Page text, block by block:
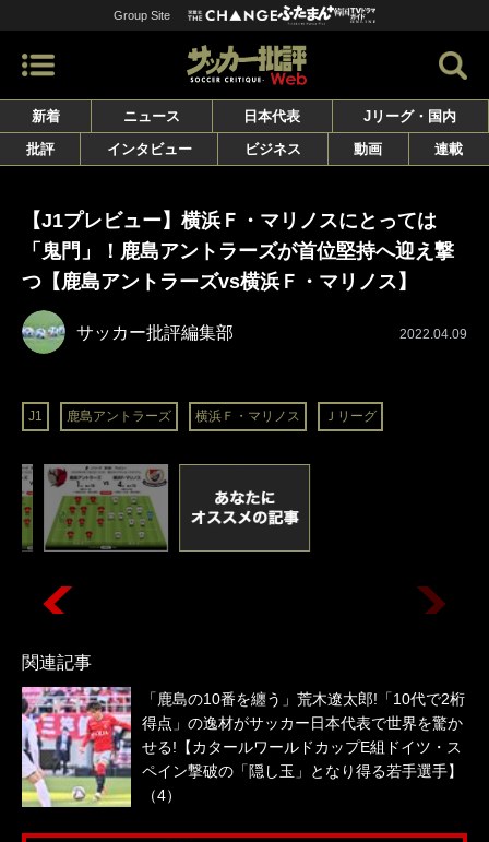
Group Site
新着 ニュース 日本代表
Jリーグ・国内
批評
インタビュー ビジネス 動画 連載
【J1プレビュー】横浜Ｆ・マリノスにとっては
「鬼門」！鹿島アントラーズが首位堅持へ迎え撃
つ【鹿島アントラーズvs横浜Ｆ・マリノス】
サッカー批評編集部 2022.04.09
J1 鹿島アントラーズ 横浜Ｆ・マリノス Ｊリーグ
関連記事
「鹿島の10番を纏う」荒木遼太郎!「10代で2桁
得点」の逸材がサッカー日本代表で世界を驚か
せる!【カタールワールドカップE組ドイツ・ス
ペイン撃破の「隠し玉」となり得る若手選手】
（4）